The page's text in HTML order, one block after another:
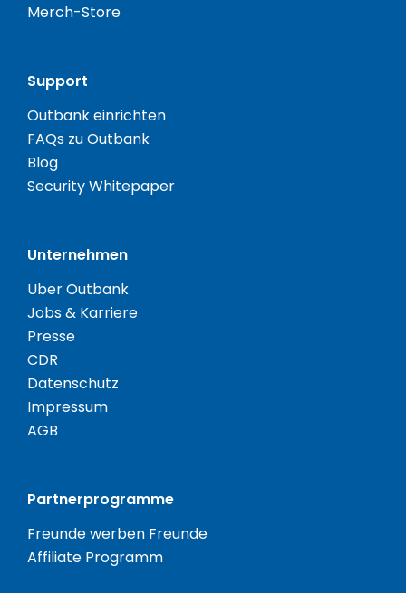
Merch-Store
Support
Outbank einrichten
FAQs zu Outbank
Blog
Security Whitepaper
Unternehmen
Über Outbank
Jobs & Karriere
Presse
CDR
Datenschutz
Impressum
AGB
Partnerprogramme
Freunde werben Freunde
Affiliate Programm